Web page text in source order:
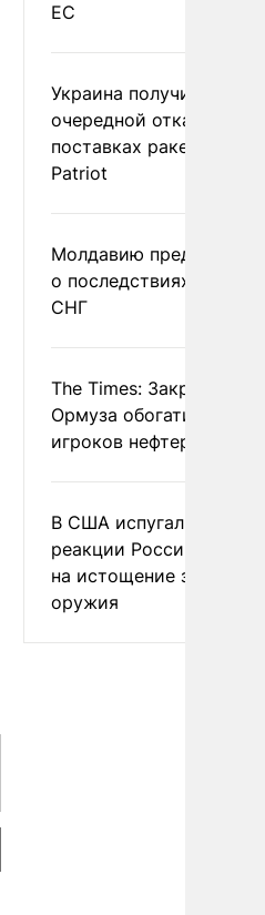
ЕС
Украина получила
очередной отказ в
поставках ракет для
Patriot
Молдавию
о последствиях выхода
СНГ
The Times: Закрытие
Ормуза обогатило
игроков нефтерынка
В США испугались
реакции России и
на истощение запасов
оружия